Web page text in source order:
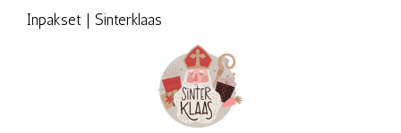
Inpakset | Sinterklaas